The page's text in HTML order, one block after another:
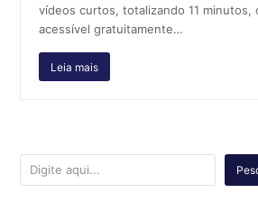
vídeos curtos, totalizando 11 minutos,
acessível gratuitamente…
Leia mais